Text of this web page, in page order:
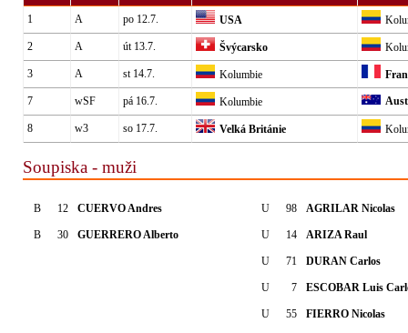
1 A po 12.7. USA
2 A út 13.7. Švýcarsko
3 A st 14.7. Kolumbie
7 wSF pá 16.7. Kolumbie
8 w3 so 17.7. Velká Británie
Soupiska - muži
B 12 CUERVO Andres
B 30 GUERRERO Alberto
U 98 AGRILAR Nicolas
U 14 ARIZA Raul
U 71 DURAN Carlos
U 7 ESCOBAR Luis
U 55 FIERRO Nicolas